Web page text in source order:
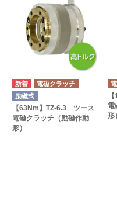
電磁クラッチ
励磁式
【63Nm】TZ-6.3 ツース
電磁クラッチ（励磁作動
形）
電
形）